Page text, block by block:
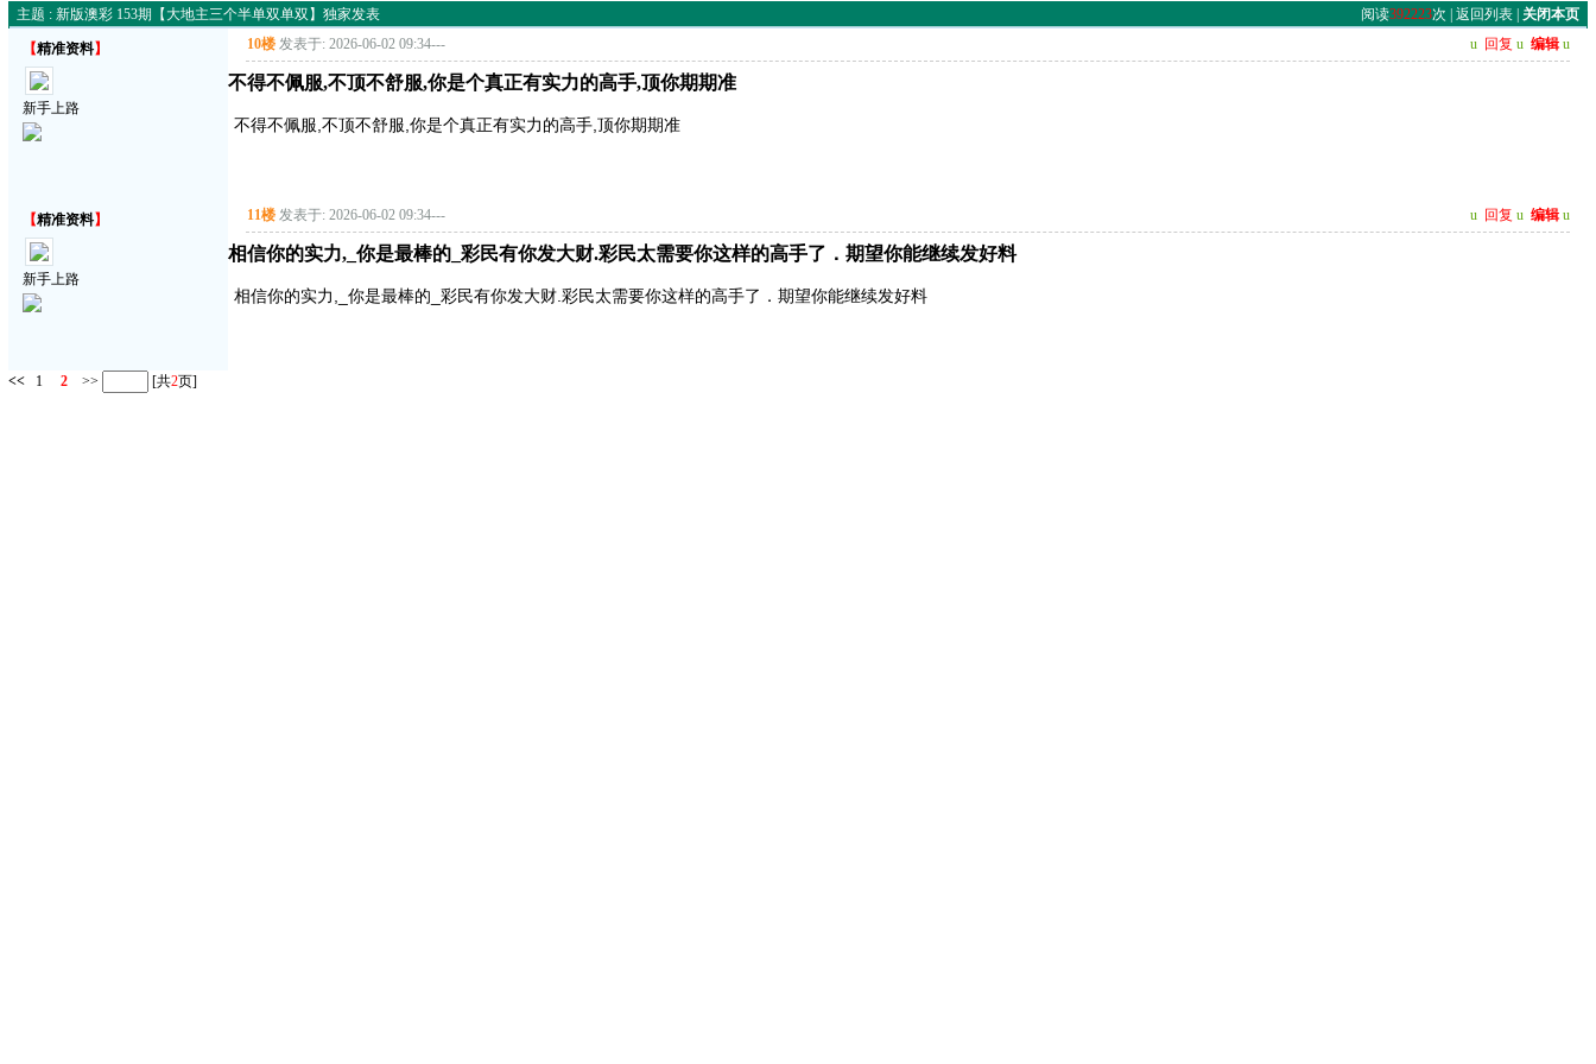
主题 : 新版澳彩 153期【大地主三个半单双单双】独家发表 阅读392223次 | 返回列表| 关闭本页
【精准资料】
新手上路
10楼 发表于: 2026-06-02 09:34--- u 回复 u 编辑 u
不得不佩服,不顶不舒服,你是个真正有实力的高手,顶你期期准
不得不佩服,不顶不舒服,你是个真正有实力的高手,顶你期期准
【精准资料】
新手上路
11楼 发表于: 2026-06-02 09:34--- u 回复 u 编辑 u
相信你的实力,_你是最棒的_彩民有你发大财.彩民太需要你这样的高手了．期望你能继续发好料
相信你的实力,_你是最棒的_彩民有你发大财.彩民太需要你这样的高手了．期望你能继续发好料
<< 1 2 >> [共2页]